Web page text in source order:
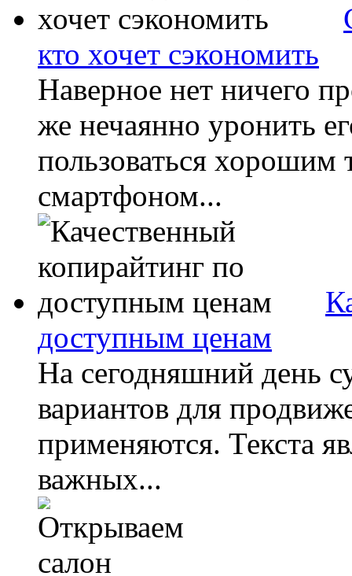
кто хочет сэкономить
Наверное нет ничего
же нечаянно уронить
пользоваться
смартфоном...
доступным ценам
На сегодняшний день
вариантов для
применяются. Текста
важных...